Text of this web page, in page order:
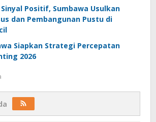
Positif, Sumbawa Usulkan
dan Pembangunan Pustu di
Siapkan Strategi Percepatan
2026